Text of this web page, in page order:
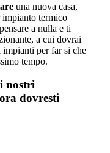
una nuova casa,
termico
a nulla e ti
a cui dovrai
impianti per far si che
tempo.
nostri
dovresti